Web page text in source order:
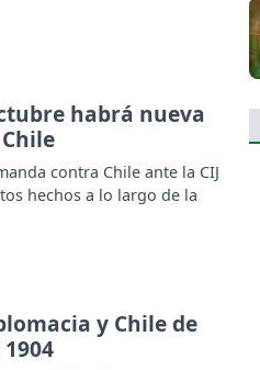
habrá nueva
contra Chile ante la CIJ
hechos a lo largo de la
y Chile de